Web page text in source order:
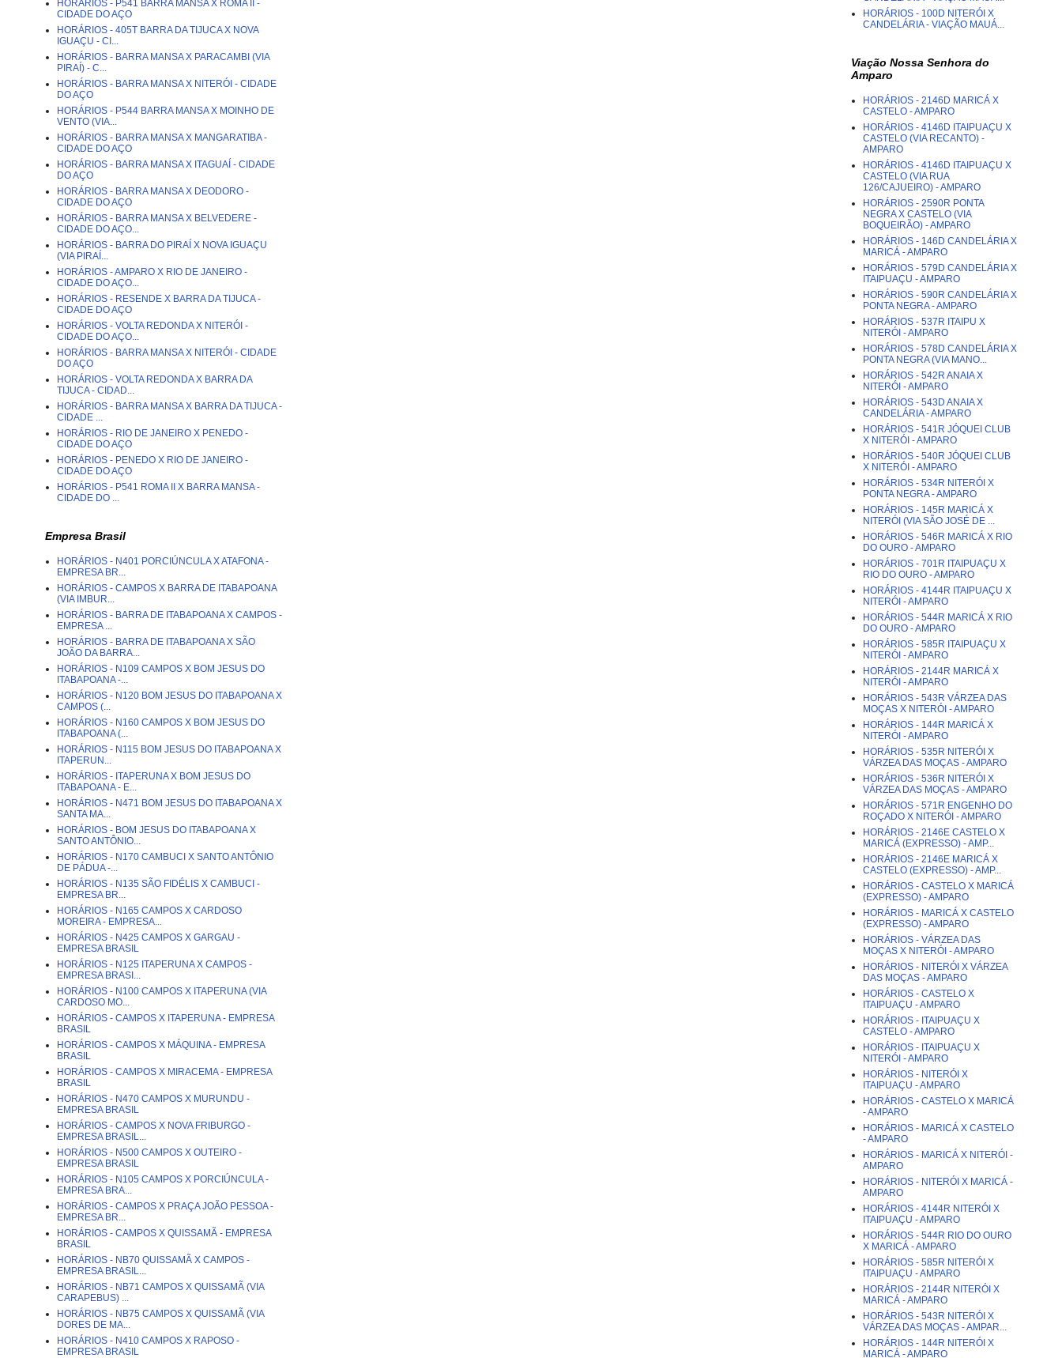
HORÁRIOS - P541 BARRA MANSA X ROMA II -
CIDADE DO AÇO
HORÁRIOS - 405T BARRA DA TIJUCA X NOVA
IGUAÇU - CI...
HORÁRIOS - BARRA MANSA X PARACAMBI (VIA
PIRAÍ) - C...
HORÁRIOS - BARRA MANSA X NITERÓI - CIDADE
DO AÇO
HORÁRIOS - P544 BARRA MANSA X MOINHO DE
VENTO (VIA...
HORÁRIOS - BARRA MANSA X MANGARATIBA -
CIDADE DO AÇO
HORÁRIOS - BARRA MANSA X ITAGUAÍ - CIDADE
DO AÇO
HORÁRIOS - BARRA MANSA X DEODORO -
CIDADE DO AÇO
HORÁRIOS - BARRA MANSA X BELVEDERE -
CIDADE DO AÇO...
HORÁRIOS - BARRA DO PIRAÍ X NOVA IGUAÇU
(VIA PIRAÍ...
HORÁRIOS - AMPARO X RIO DE JANEIRO -
CIDADE DO AÇO...
HORÁRIOS - RESENDE X BARRA DA TIJUCA -
CIDADE DO AÇO
HORÁRIOS - VOLTA REDONDA X NITERÓI -
CIDADE DO AÇO...
HORÁRIOS - BARRA MANSA X NITERÓI - CIDADE
DO AÇO
HORÁRIOS - VOLTA REDONDA X BARRA DA
TIJUCA - CIDAD...
HORÁRIOS - BARRA MANSA X BARRA DA TIJUCA -
CIDADE ...
HORÁRIOS - RIO DE JANEIRO X PENEDO -
CIDADE DO AÇO
HORÁRIOS - PENEDO X RIO DE JANEIRO -
CIDADE DO AÇO
HORÁRIOS - P541 ROMA II X BARRA MANSA -
CIDADE DO ...
Empresa Brasil
HORÁRIOS - N401 PORCIÚNCULA X ATAFONA -
EMPRESA BR...
HORÁRIOS - CAMPOS X BARRA DE ITABAPOANA
(VIA IMBUR...
HORÁRIOS - BARRA DE ITABAPOANA X CAMPOS -
EMPRESA ...
HORÁRIOS - BARRA DE ITABAPOANA X SÃO
JOÃO DA BARRA...
HORÁRIOS - N109 CAMPOS X BOM JESUS DO
ITABAPOANA -...
HORÁRIOS - N120 BOM JESUS DO ITABAPOANA X
CAMPOS (...
HORÁRIOS - N160 CAMPOS X BOM JESUS DO
ITABAPOANA (...
HORÁRIOS - N115 BOM JESUS DO ITABAPOANA X
ITAPERUN...
HORÁRIOS - ITAPERUNA X BOM JESUS DO
ITABAPOANA - E...
HORÁRIOS - N471 BOM JESUS DO ITABAPOANA X
SANTA MA...
HORÁRIOS - BOM JESUS DO ITABAPOANA X
SANTO ANTÔNIO...
HORÁRIOS - N170 CAMBUCI X SANTO ANTÔNIO
DE PÁDUA -...
HORÁRIOS - N135 SÃO FIDÉLIS X CAMBUCI -
EMPRESA BR...
HORÁRIOS - N165 CAMPOS X CARDOSO
MOREIRA - EMPRESA...
HORÁRIOS - N425 CAMPOS X GARGAU -
EMPRESA BRASIL
HORÁRIOS - N125 ITAPERUNA X CAMPOS -
EMPRESA BRASI...
HORÁRIOS - N100 CAMPOS X ITAPERUNA (VIA
CARDOSO MO...
HORÁRIOS - CAMPOS X ITAPERUNA - EMPRESA
BRASIL
HORÁRIOS - CAMPOS X MÁQUINA - EMPRESA
BRASIL
HORÁRIOS - CAMPOS X MIRACEMA - EMPRESA
BRASIL
HORÁRIOS - N470 CAMPOS X MURUNDU -
EMPRESA BRASIL
HORÁRIOS - CAMPOS X NOVA FRIBURGO -
EMPRESA BRASIL...
HORÁRIOS - N500 CAMPOS X OUTEIRO -
EMPRESA BRASIL
HORÁRIOS - N105 CAMPOS X PORCIÚNCULA -
EMPRESA BRA...
HORÁRIOS - CAMPOS X PRAÇA JOÃO PESSOA -
EMPRESA BR...
HORÁRIOS - CAMPOS X QUISSAMÃ - EMPRESA
BRASIL
HORÁRIOS - NB70 QUISSAMÃ X CAMPOS -
EMPRESA BRASIL...
HORÁRIOS - NB71 CAMPOS X QUISSAMÃ (VIA
CARAPEBUS) ...
HORÁRIOS - NB75 CAMPOS X QUISSAMÃ (VIA
DORES DE MA...
HORÁRIOS - N410 CAMPOS X RAPOSO -
EMPRESA BRASIL
HORÁRIOS - 100D NITERÓI X
CANDELÁRIA - VIAÇÃO MAUÁ...
Viação Nossa Senhora do
Amparo
HORÁRIOS - 2146D MARICÁ X
CASTELO - AMPARO
HORÁRIOS - 4146D ITAIPUAÇU X
CASTELO (VIA RECANTO) -
AMPARO
HORÁRIOS - 4146D ITAIPUAÇU X
CASTELO (VIA RUA
126/CAJUEIRO) - AMPARO
HORÁRIOS - 2590R PONTA
NEGRA X CASTELO (VIA
BOQUEIRÃO) - AMPARO
HORÁRIOS - 146D CANDELÁRIA X
MARICÁ - AMPARO
HORÁRIOS - 579D CANDELÁRIA X
ITAIPUAÇU - AMPARO
HORÁRIOS - 590R CANDELÁRIA X
PONTA NEGRA - AMPARO
HORÁRIOS - 537R ITAIPU X
NITERÓI - AMPARO
HORÁRIOS - 578D CANDELÁRIA X
PONTA NEGRA (VIA MANO...
HORÁRIOS - 542R ANAIA X
NITERÓI - AMPARO
HORÁRIOS - 543D ANAIA X
CANDELÁRIA - AMPARO
HORÁRIOS - 541R JÓQUEI CLUB
X NITERÓI - AMPARO
HORÁRIOS - 540R JÓQUEI CLUB
X NITERÓI - AMPARO
HORÁRIOS - 534R NITERÓI X
PONTA NEGRA - AMPARO
HORÁRIOS - 145R MARICÁ X
NITERÓI (VIA SÃO JOSÉ DE ...
HORÁRIOS - 546R MARICÁ X RIO
DO OURO - AMPARO
HORÁRIOS - 701R ITAIPUAÇU X
RIO DO OURO - AMPARO
HORÁRIOS - 4144R ITAIPUAÇU X
NITERÓI - AMPARO
HORÁRIOS - 544R MARICÁ X RIO
DO OURO - AMPARO
HORÁRIOS - 585R ITAIPUAÇU X
NITERÓI - AMPARO
HORÁRIOS - 2144R MARICÁ X
NITERÓI - AMPARO
HORÁRIOS - 543R VÁRZEA DAS
MOÇAS X NITERÓI - AMPARO
HORÁRIOS - 144R MARICÁ X
NITERÓI - AMPARO
HORÁRIOS - 535R NITERÓI X
VÁRZEA DAS MOÇAS - AMPARO
HORÁRIOS - 536R NITERÓI X
VÁRZEA DAS MOÇAS - AMPARO
HORÁRIOS - 571R ENGENHO DO
ROÇADO X NITERÓI - AMPARO
HORÁRIOS - 2146E CASTELO X
MARICÁ (EXPRESSO) - AMP...
HORÁRIOS - 2146E MARICÁ X
CASTELO (EXPRESSO) - AMP...
HORÁRIOS - CASTELO X MARICÁ
(EXPRESSO) - AMPARO
HORÁRIOS - MARICÁ X CASTELO
(EXPRESSO) - AMPARO
HORÁRIOS - VÁRZEA DAS
MOÇAS X NITERÓI - AMPARO
HORÁRIOS - NITERÓI X VÁRZEA
DAS MOÇAS - AMPARO
HORÁRIOS - CASTELO X
ITAIPUAÇU - AMPARO
HORÁRIOS - ITAIPUAÇU X
CASTELO - AMPARO
HORÁRIOS - ITAIPUAÇU X
NITERÓI - AMPARO
HORÁRIOS - NITERÓI X
ITAIPUAÇU - AMPARO
HORÁRIOS - CASTELO X MARICÁ
- AMPARO
HORÁRIOS - MARICÁ X CASTELO
- AMPARO
HORÁRIOS - MARICÁ X NITERÓI -
AMPARO
HORÁRIOS - NITERÓI X MARICÁ -
AMPARO
HORÁRIOS - 4144R NITERÓI X
ITAIPUAÇU - AMPARO
HORÁRIOS - 544R RIO DO OURO
X MARICÁ - AMPARO
HORÁRIOS - 585R NITERÓI X
ITAIPUAÇU - AMPARO
HORÁRIOS - 2144R NITERÓI X
MARICÁ - AMPARO
HORÁRIOS - 543R NITERÓI X
VÁRZEA DAS MOÇAS - AMPAR...
HORÁRIOS - 144R NITERÓI X
MARICÁ - AMPARO